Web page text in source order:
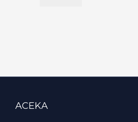
ACEKA